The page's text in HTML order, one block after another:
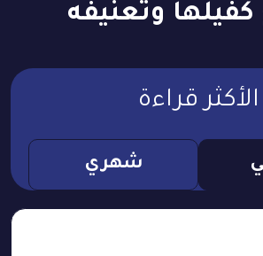
وتعنيفه
الأكثر قراءة
شهري